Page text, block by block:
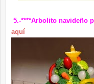
5.-****Arbolito navideño
aquí